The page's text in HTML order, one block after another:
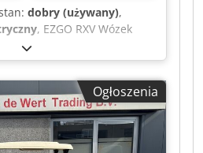
dobry (używany),
, EZGO RXV Wózek
osobowy 2019 r. z
być przesłany przez
magazynowy, zobacz
Ceny obowiązują z Nuland.
Van de Wert Trading B.V.
maszyn,
i osprzętów. Wszystkie
Ogłoszenia